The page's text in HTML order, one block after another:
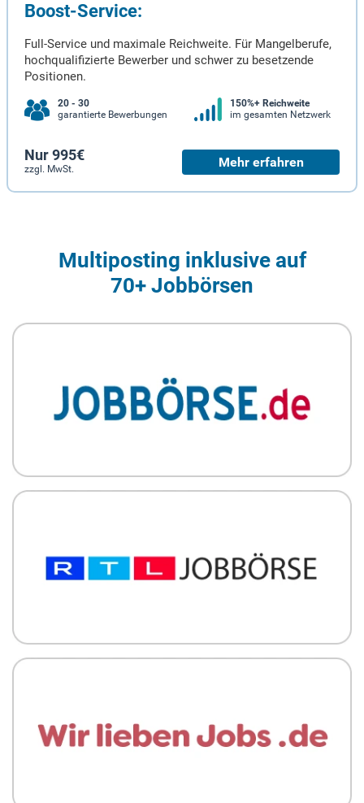
Boost-Service:
Full-Service und maximale Reichweite. Für Mangelberufe,
hochqualifizierte Bewerber und schwer zu besetzende
Positionen.
20 - 30
garantierte Bewerbungen
150%+ Reichweite
im gesamten Netzwerk
Nur 995€
zzgl. MwSt. Mehr erfahren
Multiposting inklusive auf
70+ Jobbörsen